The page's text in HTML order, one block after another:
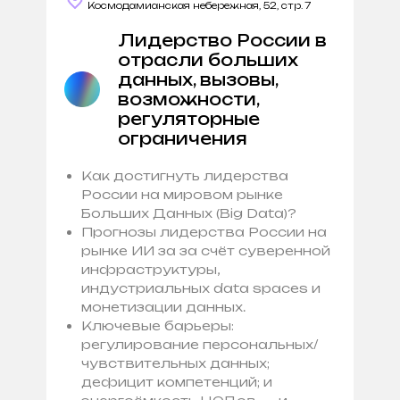
Космодамианская небережная, 52, стр. 7
Лидерство России в
отрасли больших
данных, вызовы,
возможности,
регуляторные
ограничения
Как достигнуть лидерства
России на мировом рынке
Больших Данных (Big Data)?
Прогнозы лидерства России на
рынке ИИ за за счёт суверенной
инфраструктуры,
индустриальных data spaces и
монетизации данных.
Ключевые барьеры:
регулирование персональных/
чувствительных данных;
дефицит компетенций; и